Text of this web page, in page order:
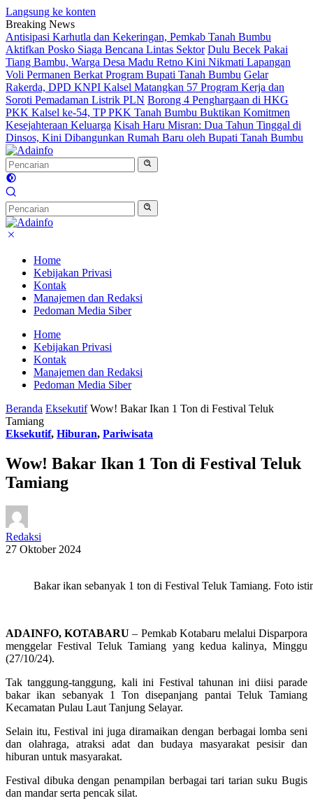
Langsung ke konten
Breaking News
Antisipasi Karhutla dan Kekeringan, Pemkab Tanah Bumbu
Aktifkan Posko Siaga Bencana Lintas Sektor Dulu Becek Pakai
Tiang Bambu, Warga Desa Madu Retno Kini Nikmati Lapangan
Voli Permanen Berkat Program Bupati Tanah Bumbu Gelar
Rakerda, DPD KNPI Kalsel Matangkan 57 Program Kerja dan
Soroti Pemadaman Listrik PLN Borong 4 Penghargaan di HKG
PKK Kalsel ke-54, TP PKK Tanah Bumbu Buktikan Komitmen
Kesejahteraan Keluarga Kisah Haru Misran: Dua Tahun Tinggal di
Dinsos, Kini Dibangunkan Rumah Baru oleh Bupati Tanah Bumbu
Home
Kebijakan Privasi
Kontak
Manajemen dan Redaksi
Pedoman Media Siber
Home
Kebijakan Privasi
Kontak
Manajemen dan Redaksi
Pedoman Media Siber
Beranda Eksekutif Wow! Bakar Ikan 1 Ton di Festival Teluk
Tamiang
Eksekutif, Hiburan, Pariwisata
Wow! Bakar Ikan 1 Ton di Festival Teluk
Tamiang
Redaksi
27 Oktober 2024
Bakar ikan sebanyak 1 ton di Festival Teluk Tamiang. Foto
ADAINFO, KOTABARU – Pemkab Kotabaru melalui Disparpora
menggelar Festival Teluk Tamiang yang kedua kalinya, Minggu
(27/10/24).
Tak tanggung-tanggung, kali ini Festival tahunan ini diisi parade
bakar ikan sebanyak 1 Ton disepanjang pantai Teluk Tamiang
Kecamatan Pulau Laut Tanjung Selayar.
Selain itu, Festival ini juga diramaikan dengan berbagai lomba seni
dan olahraga, atraksi adat dan budaya masyarakat pesisir dan
hiburan untuk masyarakat.
Festival dibuka dengan penampilan berbagai tari tarian suku Bugis
dan mandar serta pencak silat.